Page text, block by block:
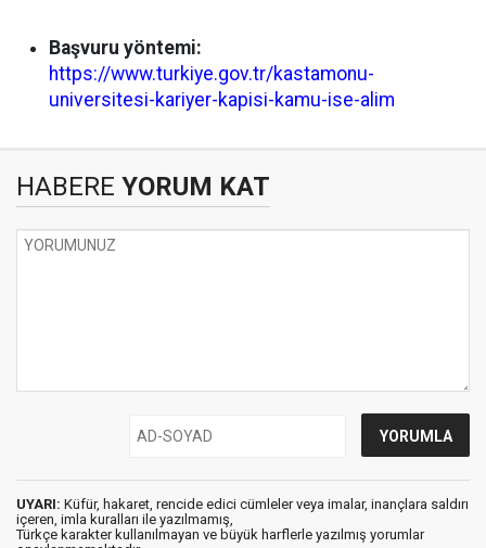
Başvuru yöntemi:
https://www.turkiye.gov.tr/kastamonu-
universitesi-kariyer-kapisi-kamu-ise-alim
HABERE YORUM KAT
UYARI: Küfür, hakaret, rencide edici cümleler veya imalar, inançlara saldırı
içeren, imla kuralları ile yazılmamış,
Türkçe karakter kullanılmayan ve büyük harflerle yazılmış yorumlar